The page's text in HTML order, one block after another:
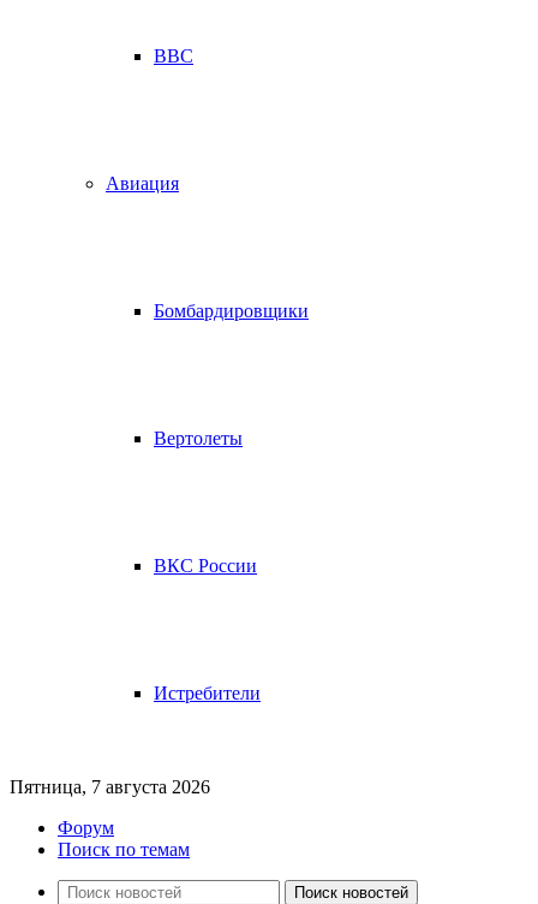
ВВС
Авиация
Бомбардировщики
Вертолеты
ВКС России
Истребители
Пятница, 7 августа 2026
Форум
Поиск по темам
Поиск новостей